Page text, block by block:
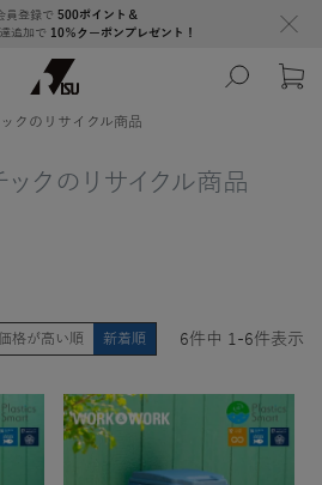
員登録で 500ポイント＆
追加で 10％クーポンプレゼント！
クのリサイクル商品
クのリサイクル商品
格が高い順 新着順 6件中 1 -6件表示